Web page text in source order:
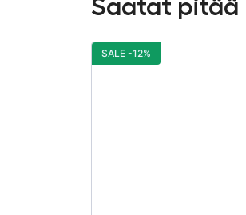
Saatat pitää
SALE -12%